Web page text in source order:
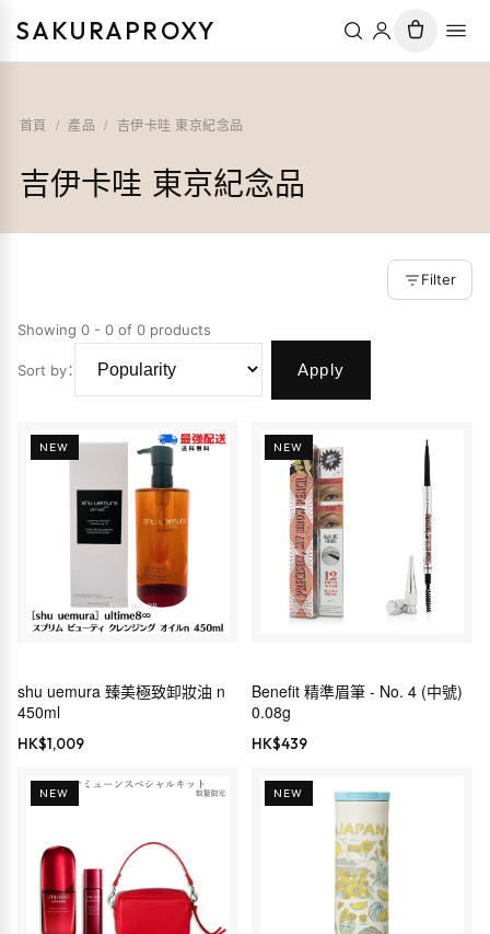
SAKURAPROXY
首頁 / 產品 / 吉伊卡哇 東京紀念品
吉伊卡哇 東京紀念品
Filter
Showing 0 - 0 of 0 products
Sort by： Apply
NEW
shu uemura 臻美極致卸妝油 n
450ml
HK$1,009
NEW
Benefit 精準眉筆 - No. 4 (中號)
0.08g
HK$439
NEW NEW